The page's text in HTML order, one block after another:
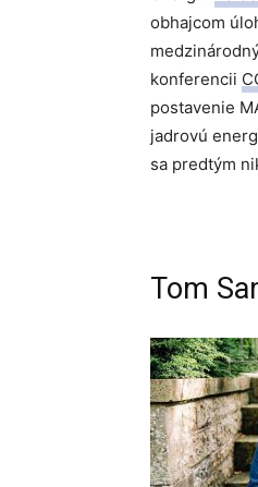
obhajcom
konferencii
postavenie
jadrovú
sa predtým
Tom